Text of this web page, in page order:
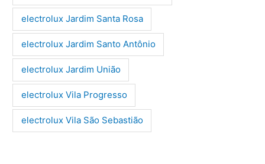
electrolux Jardim Santa Rosa
electrolux Jardim Santo Antônio
electrolux Jardim União
electrolux Vila Progresso
electrolux Vila São Sebastião